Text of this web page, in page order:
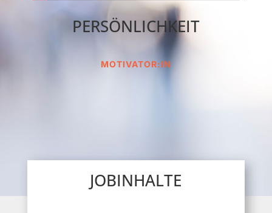
PERSÖNLICHKEIT
MOTIVATOR:IN
JOBINHALTE